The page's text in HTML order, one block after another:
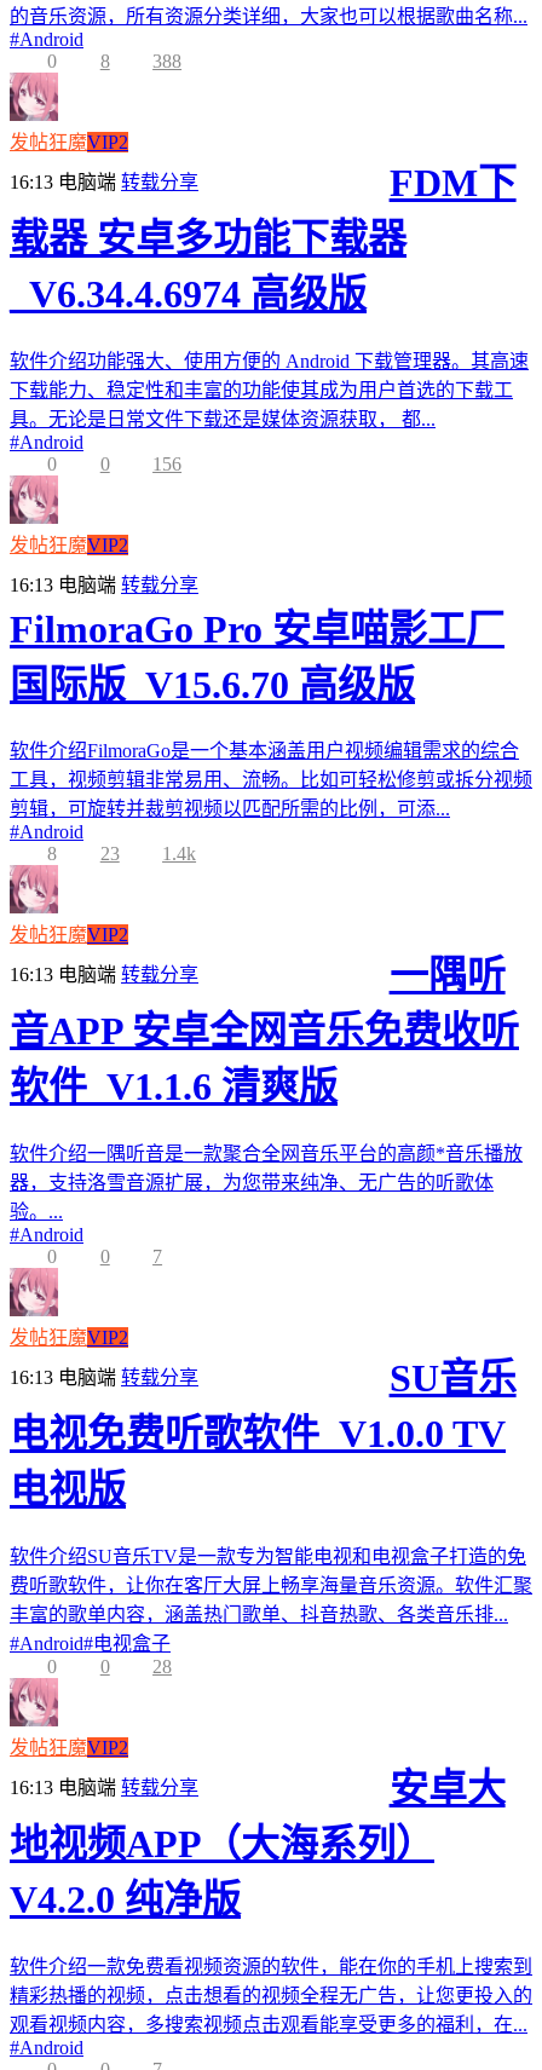
的音乐资源，所有资源分类详细，大家也可以根据歌曲名称...
#Android
0
8 388
发帖狂魔VIP2
16:13 电脑端 转载分享
FDM下
载器 安卓多功能下载器
_V6.34.4.6974 高级版
软件介绍功能强大、使用方便的 Android 下载管理器。其高速
下载能力、稳定性和丰富的功能使其成为用户首选的下载工
具。无论是日常文件下载还是媒体资源获取， 都...
#Android
0
0 156
发帖狂魔VIP2
16:13 电脑端 转载分享
FilmoraGo Pro 安卓喵影工厂
国际版_V15.6.70 高级版
软件介绍FilmoraGo是一个基本涵盖用户视频编辑需求的综合
工具，视频剪辑非常易用、流畅。比如可轻松修剪或拆分视频
剪辑，可旋转并裁剪视频以匹配所需的比例，可添...
#Android
8
23 1.4k
发帖狂魔VIP2
16:13 电脑端 转载分享
一隅听
音APP 安卓全网音乐免费收听
软件_V1.1.6 清爽版
软件介绍一隅听音是一款聚合全网音乐平台的高颜*音乐播放
器，支持洛雪音源扩展，为您带来纯净、无广告的听歌体
验。...
#Android
0
0 7
发帖狂魔VIP2
16:13 电脑端 转载分享
SU音乐
电视免费听歌软件_V1.0.0 TV
电视版
软件介绍SU音乐TV是一款专为智能电视和电视盒子打造的免
费听歌软件，让你在客厅大屏上畅享海量音乐资源。软件汇聚
丰富的歌单内容，涵盖热门歌单、抖音热歌、各类音乐排...
#Android#电视盒子
0
0 28
发帖狂魔VIP2
16:13 电脑端 转载分享
安卓大
地视频APP（大海系列）
V4.2.0 纯净版
软件介绍一款免费看视频资源的软件，能在你的手机上搜索到
精彩热播的视频，点击想看的视频全程无广告，让您更投入的
观看视频内容，多搜索视频点击观看能享受更多的福利，在...
#Android